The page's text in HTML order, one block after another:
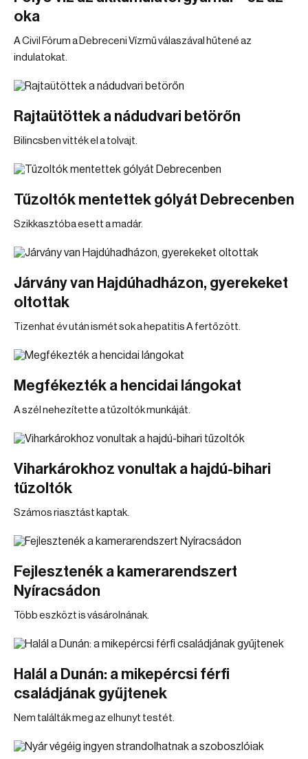
oka
A Civil Fórum a Debreceni Vízmű válaszával hűtené az
indulatokat.
Rajtaütöttek a nádudvari betörőn
Bilincsben vitték el a tolvajt.
Tűzoltók mentettek gólyát Debrecenben
Szikkasztóba esett a madár.
Járvány van Hajdúhadházon, gyerekeket
oltottak
Tizenhat év után ismét sok a hepatitis A fertőzött.
Megfékezték a hencidai lángokat
A szél nehezítette a tűzoltók munkáját.
Viharkárokhoz vonultak a hajdú-bihari
tűzoltók
Számos riasztást kaptak.
Fejlesztenék a kamerarendszert
Nyíracsádon
Több eszközt is vásárolnának.
Halál a Dunán: a mikepércsi férfi
családjának gyűjtenek
Nem találták meg az elhunyt testét.